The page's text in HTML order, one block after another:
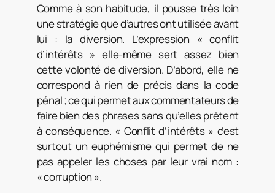
Comme à son habitude, il pousse très loin
une stratégie que d’autres ont utilisée avant
lui : la diversion. L’expression « conflit
d’intérêts » elle-même sert assez bien
cette volonté de diversion. D’abord, elle ne
correspond à rien de précis dans la code
pénal ; ce qui permet aux commentateurs de
faire bien des phrases sans qu’elles prêtent
à conséquence. « Conflit d’intérêts » c’est
surtout un euphémisme qui permet de ne
pas appeler les choses par leur vrai nom :
« corruption ».